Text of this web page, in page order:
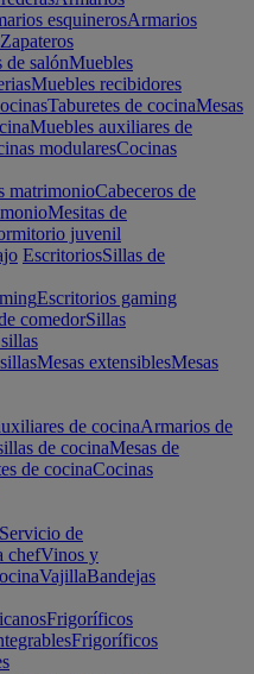
esquinerosArmarios
Zapateros
de salónMuebles
Muebles recibidores
Taburetes de cocinaMesas
Muebles auxiliares de
modularesCocinas
matrimonioCabeceros de
Mesitas de
juvenil
EscritoriosSillas de
Escritorios gaming
comedorSillas
Mesas extensiblesMesas
de cocinaArmarios de
de cocinaMesas de
de cocinaCocinas
Servicio de
chefVinos y
VajillaBandejas
Frigoríficos
Frigoríficos